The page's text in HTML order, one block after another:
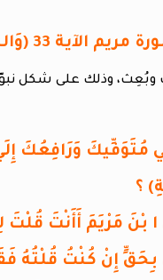
سورة
وذلك على شكل نبوّة
اللَّهُ يَا عِيسَى إِنِّي
؟
قَالَ اللَّهُ يَا عِيسَى ا بْنَ
إِنْ كُنْتُ قُلْتُهُ